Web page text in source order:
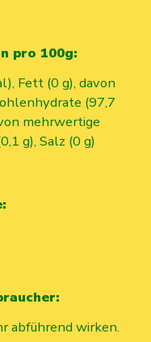
pro 100g:
Fett (0 g), davon
(97,7
mehrwertige
g), Salz (0 g)
abführend wirken.